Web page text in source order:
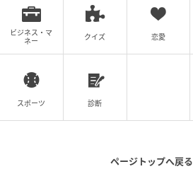
ビジネス・マ
ネー
クイズ 恋愛
スポーツ 診断
ページトップへ戻る